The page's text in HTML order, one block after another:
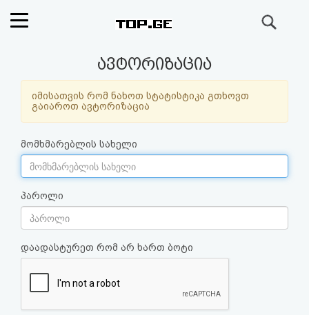
ფოსტა
კითხვა-
პასუხი
ავტორიზაცია
რეგისტრაცია
პაროლის
ავტორიზაცია
იმისათვის რომ ნახოთ სტატისტიკა გთხოვთ
გაიაროთ ავტორიზაცია
მომხმარებლის სახელი
პაროლი
დაადასტურეთ რომ არ ხართ ბოტი